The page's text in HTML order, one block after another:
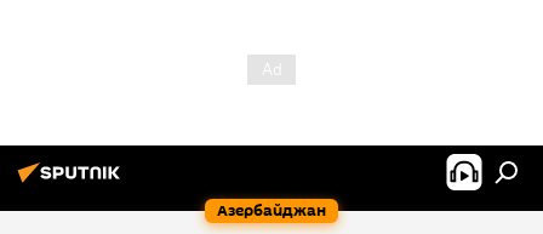
Азербайджан